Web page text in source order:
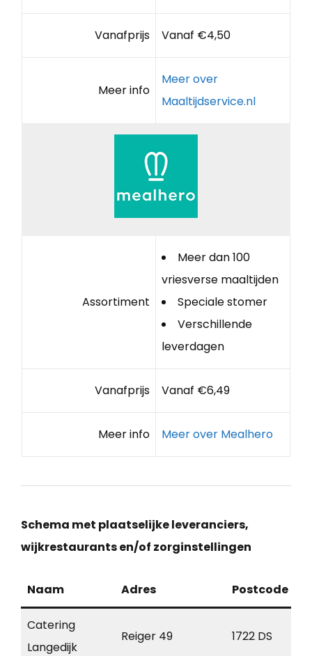
Vanafprijs Vanaf €4,50
Meer info
Meer over
Maaltijdservice.nl
Assortiment
Meer dan 100
vriesverse maaltijden
Speciale stomer
Verschillende
leverdagen
Vanafprijs Vanaf €6,49
Meer info Meer over Mealhero
Schema met plaatselijke leveranciers,
wijkrestaurants en/of zorginstellingen
Naam Adres Postcode
Catering
Langedijk
Reiger 49 1722 DS